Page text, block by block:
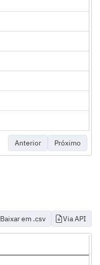
Anterior Próximo
Baixar em .csv Via API